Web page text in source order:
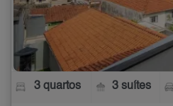
3 quartos 3 suítes